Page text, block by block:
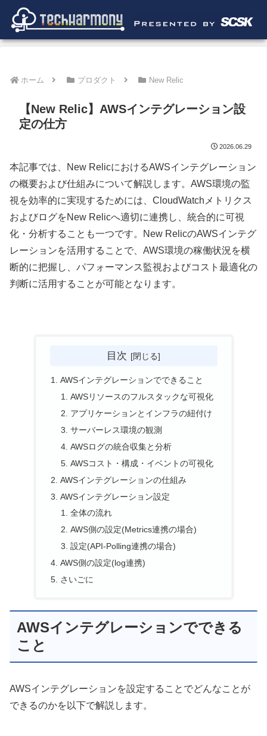
ホーム プロダクト New Relic
【New Relic】AWSインテグレーション設
定の仕方
2026.06.29
本記事では、New RelicにおけるAWSインテグレーション
の概要および仕組みについて解説します。AWS環境の監
視を効率的に実現するためには、CloudWatchメトリクス
およびログをNew Relicへ適切に連携し、統合的に可視
化・分析することも一つです。New RelicのAWSインテグ
レーションを活用することで、AWS環境の稼働状況を横
断的に把握し、パフォーマンス監視およびコスト最適化の
判断に活用することが可能となります。
目次
AWSインテグレーションでできること
AWSリソースのフルスタックな可視化
アプリケーションとインフラの紐付け
サーバーレス環境の観測
AWSログの統合収集と分析
AWSコスト・構成・イベントの可視化
AWSインテグレーションの仕組み
AWSインテグレーション設定
全体の流れ
AWS側の設定(Metrics連携の場合)
設定(API-Polling連携の場合)
AWS側の設定(log連携)
さいごに
AWSインテグレーションでできる
こと
AWSインテグレーションを設定することでどんなことが
できるのかを以下で解説します。